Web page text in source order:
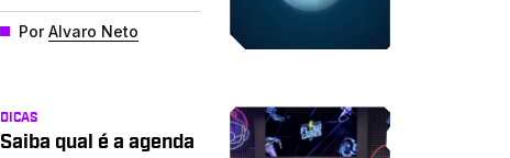
PorAlvaro Neto
DICAS
Saiba qual é a agenda